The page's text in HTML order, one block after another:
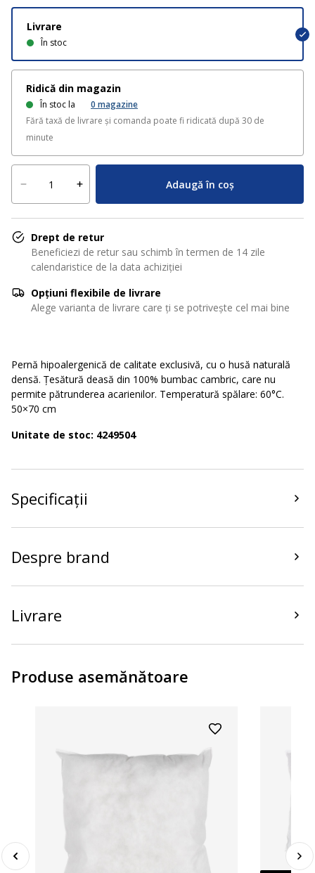
Livrare
În stoc
Ridică din magazin
În stoc la 0 magazine
Fără taxă de livrare și comanda poate fi ridicată după 30 de
minute
Adaugă în coș
Drept de retur
Beneficiezi de retur sau schimb în termen de 14 zile
calendaristice de la data achiziției
Opțiuni flexibile de livrare
Alege varianta de livrare care ți se potrivește cel mai bine
Pernă hipoalergenică de calitate exclusivă, cu o husă naturală
densă. Țesătură deasă din 100% bumbac cambric, care nu
permite pătrunderea acarienilor. Temperatură spălare: 60°C.
50×70 cm
Unitate de stoc: 4249504
Specificații
Despre brand
Livrare
Produse asemănătoare